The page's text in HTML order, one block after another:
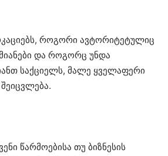
როგორი ავტორიტეტულიც
და როგორც უნდა
საქციელს, მალე ყველაფერი
წარმოებისა თუ ბიზნესის